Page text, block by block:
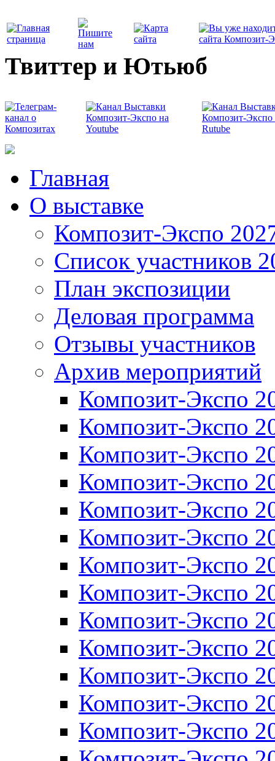
Твиттер и Ютьюб
Главная
О выставке
Композит-Экспо
Список участников
План экспозиции
Деловая программа
Отзывы участников
Архив мероприятий
Композит-Экспо
Композит-Экспо
Композит-Экспо
Композит-Экспо
Композит-Экспо
Композит-Экспо
Композит-Экспо
Композит-Экспо
Композит-Экспо
Композит-Экспо
Композит-Экспо
Композит-Экспо
Композит-Экспо